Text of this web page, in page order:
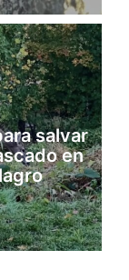
salvar
en